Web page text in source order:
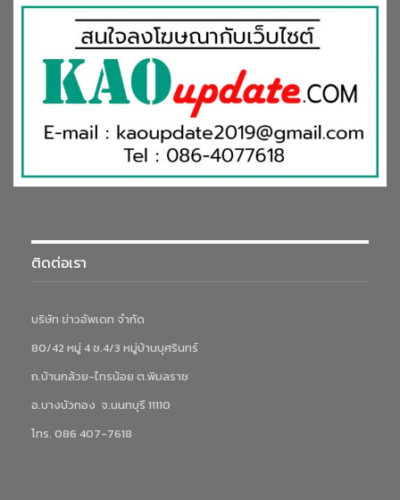
ติดต่อเรา
บริษัท ข่าวอัพเดท จำกัด
80/42 หมู่ 4 ซ.4/3 หมู่บ้านบุศรินทร์
ถ.บ้านกล้วย-ไทรน้อย ต.พิมลราช
อ.บางบัวทอง จ.นนทบุรี 11110
โทร. 086 407-7618